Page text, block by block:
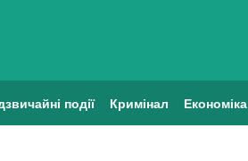
події Кримінал Економіка